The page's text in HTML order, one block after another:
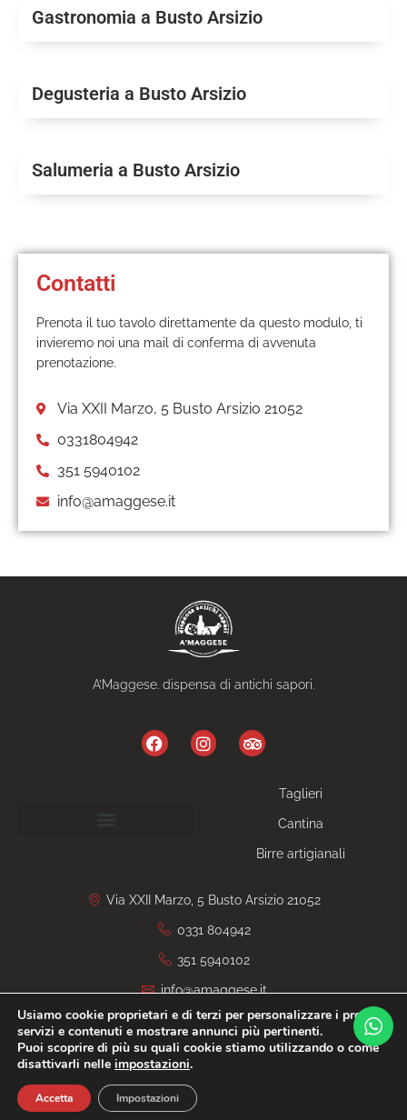
Gastronomia a Busto Arsizio
Degusteria a Busto Arsizio
Salumeria a Busto Arsizio
Contatti
Prenota il tuo tavolo direttamente da questo modulo, ti
invieremo noi una mail di conferma di avvenuta
prenotazione.
Via XXII Marzo, 5 Busto Arsizio 21052
0331804942
351 5940102
info@amaggese.it
A’Maggese. dispensa di antichi sapori.
Taglieri
Cantina
Birre artigianali
Via XXII Marzo, 5 Busto Arsizio 21052
0331 804942
351 5940102
info@amaggese.it
Privacy PolicyP.iva 03725860120SalumeriaDegusteria
GastronomiaAperitivoApericenaCocktail
Sito CERTIFICATO
Usiamo cookie proprietari e di terzi per personalizzare i propri
servizi e contenuti e mostrare annunci più pertinenti.
Puoi scoprire di più su quali cookie stiamo utilizzando o come
disattivarli nelle impostazioni.
Accetta Impostazioni